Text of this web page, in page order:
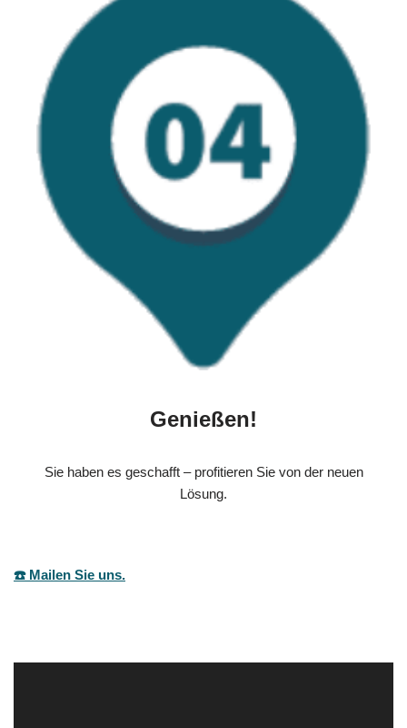
Genießen!
Sie haben es geschafft – profitieren Sie von der neuen
Lösung.
☎️ Mailen Sie uns.